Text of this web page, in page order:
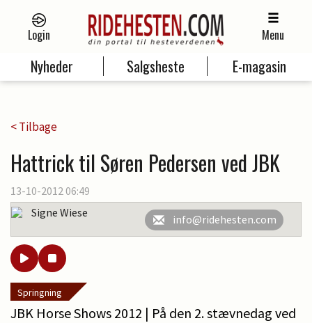
Login Menu
Nyheder Salgsheste E-magasin
< Tilbage
Hattrick til Søren Pedersen ved JBK
13-10-2012 06:49
Signe Wiese
info@ridehesten.com
Springning
JBK Horse Shows 2012 | På den 2. stævnedag ved